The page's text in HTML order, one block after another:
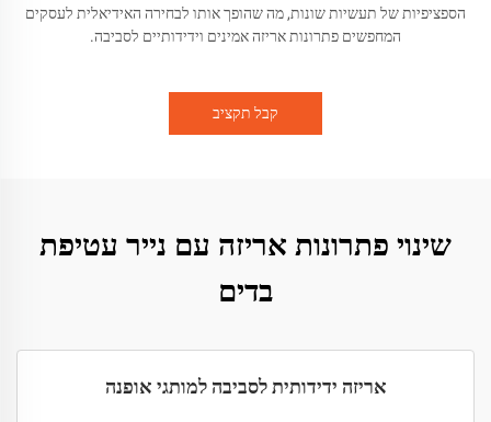
הספציפיות של תעשיות שונות, מה שהופך אותו לבחירה האידיאלית לעסקים
המחפשים פתרונות אריזה אמינים וידידותיים לסביבה.
קבל תקציב
שינוי פתרונות אריזה עם נייר עטיפת
בדים
אריזה ידידותית לסביבה למותגי אופנה